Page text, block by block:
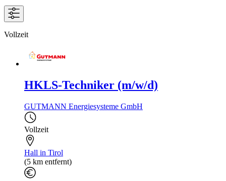
Vollzeit
HKLS-Techniker (m/w/d)
GUTMANN Energiesysteme GmbH
Vollzeit
Hall in Tirol
(5 km entfernt)